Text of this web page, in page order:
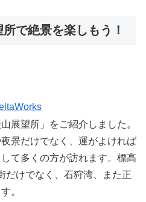
で絶景を楽しもう！
展望所」をご紹介しました。
景だけでなく、運がよければ
て多くの方が訪れます。標高
だけでなく、石狩湾、また正
。